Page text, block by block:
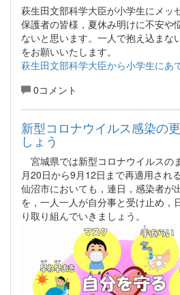
萩生田文部科学大臣が小学生にメッ
保護者の皆様，夏休み明けに不安や
ないと思います。一人で抱え込まな
をお願いいたします。
萩生田文部科学大臣から小学生にあ
0コメント
新型コロナウイルス感染の
しょう
宮城県では新型コロナウイルスの
月20日から9月12日まで再適用され
仙沼市においても，連日，感染者が
を，一人一人が自分事と受け止め，
り取り組んでいきましょう。